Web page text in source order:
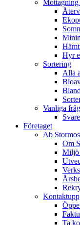
Hyr
Sortering
Alla
Vanliga
Företaget
Ab
Om
Miljö
Ta